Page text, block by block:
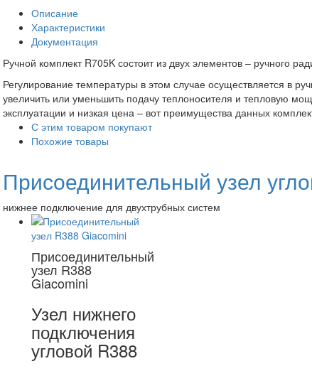
Описание
Характеристики
Документация
Ручной комплект R705K состоит из двух элементов – ручного
Регулирование температуры в этом случае осуществляется в
увеличить или уменьшить подачу теплоносителя и тепловую
эксплуатации и низкая цена – вот преимущества данных
С этим товаром покупают
Похожие товары
Присоединительный узел
нижнее подключение для двухтрубных систем
Присоединительный
узел R388
Giacomini
Узел нижнего
подключения
угловой R388